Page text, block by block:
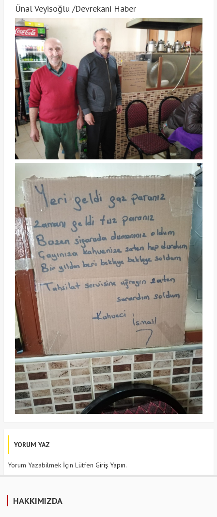
Ünal Veyisoğlu /Devrekani Haber
YORUM YAZ
Yorum Yazabilmek İçin Lütfen Giriş Yapın.
HAKKIMIZDA